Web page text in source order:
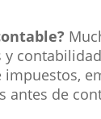
de